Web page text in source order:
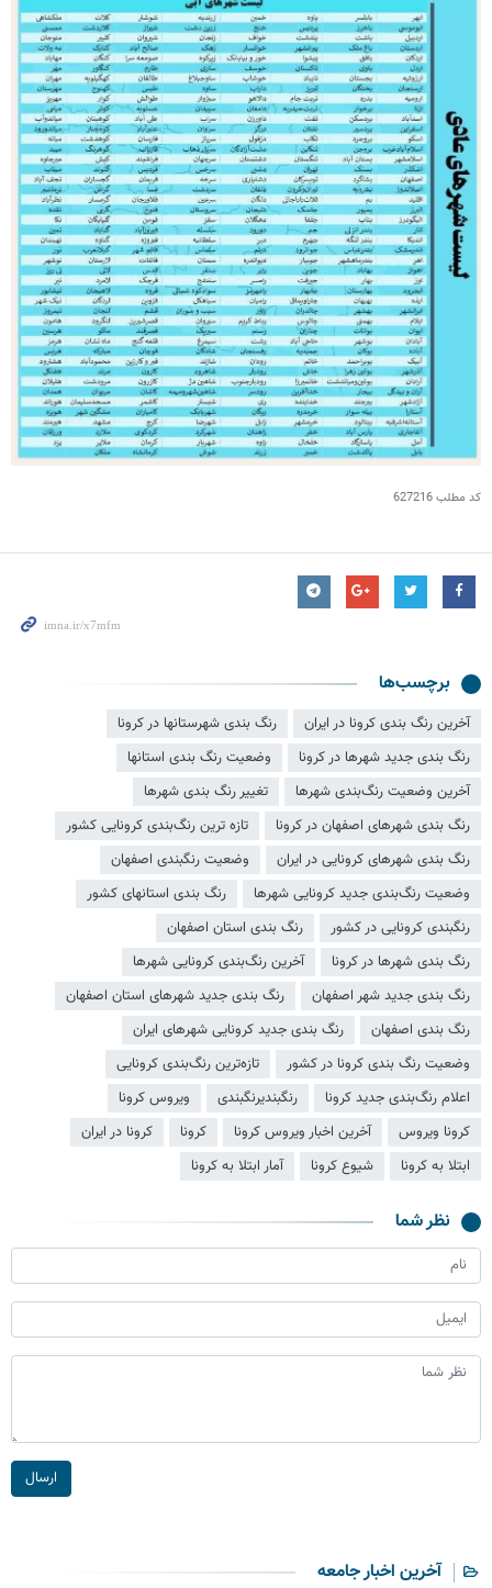
کد مطلب627216
برچسب‌ها
آخرین رنگ بندی کرونا در ایران
رنگ بندی شهرستانها در کرونا
رنگ بندی جدید شهرها در کرونا
وضعیت رنگ بندی استانها
آخرین وضعیت رنگ‌بندی شهرها
تغییر رنگ بندی شهرها
رنگ بندی شهرهای اصفهان در کرونا
تازه ترین رنگ‌بندی کرونایی کشور
رنگ بندی شهرهای کرونایی در ایران
وضعیت رنگبندی اصفهان
وضعیت رنگ‌بندی جدید کرونایی شهرها
رنگ بندی استانهای کشور
رنگبندی کرونایی در کشور
رنگ بندی استان اصفهان
رنگ بندی شهرها در کرونا
آخرین رنگ‌بندی کرونایی شهرها
رنگ بندی جدید شهر اصفهان
رنگ بندی جدید شهرهای استان اصفهان
رنگ بندی اصفهان
رنگ بندی جدید کرونایی شهرهای ایران
وضعیت رنگ بندی کرونا در کشور
تازه‌ترین رنگ‌بندی کرونایی
اعلام رنگ‌بندی جدید کرونا
رنگبندیرنگبندی
ویروس کرونا
کرونا ویروس
آخرین اخبار ویروس کرونا کرونا
کرونا در ایران
ابتلا به کرونا
شیوع کرونا آمار ابتلا به کرونا
نظر شما
ارسال
آخرین اخبار جامعه